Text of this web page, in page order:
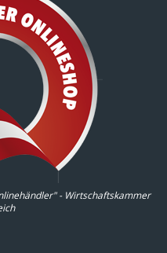
- Wirtschaftskammer